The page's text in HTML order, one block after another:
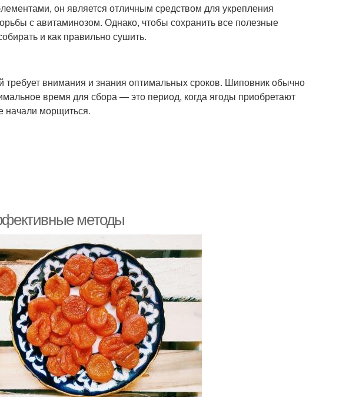
он является отличным средством для укрепления
с авитаминозом. Однако, чтобы сохранить все полезные
и как правильно сушить.
внимания и знания оптимальных сроков. Шиповник обычно
время для сбора — это период, когда ягоды приобретают
начали морщиться.
методы